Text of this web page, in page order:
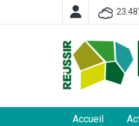
23.48
La
et rurales
Accueil